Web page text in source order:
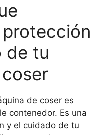
de tu
de coser es
contenedor. Es una
y el cuidado de tu